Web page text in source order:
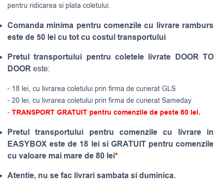
pentru ridicarea si plata coletului.
Comanda minima pentru comenzile cu livrare ramburs
este de 50 lei cu tot cu costul transportului
Pretul transportului pentru coletele livrate DOOR TO
DOOReste:
- 18 lei, cu livrarea coletului prin firma de curierat GLS
- 20 lei, cu livrarea coletului prin firma de curierat Sameday
- TRANSPORT GRATUIT pentru comenzile de peste 80 lei.
Pretul transportului pentru comenzile cu livrare in
EASYBOX este de 18 lei si GRATUIT pentru comenzile
cu valoare mai mare de 80 lei*
Atentie, nu se fac livrari sambata si duminica.